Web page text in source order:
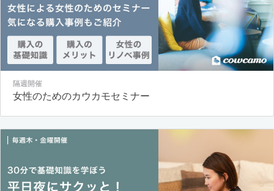
隔週開催
女性のためのカウカモセミナー